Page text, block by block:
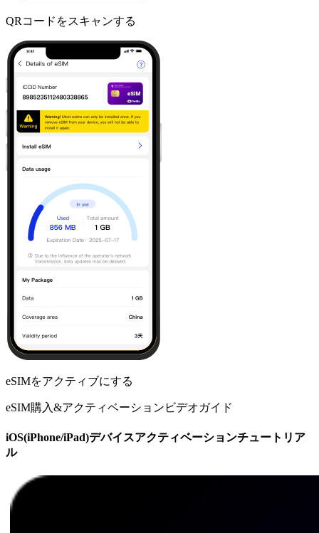
QRコードをスキャンする
eSIMをアクティブにする
eSIM購入&アクティベーションビデオガイド
iOS(iPhone/iPad)デバイスアクティベーションチュートリア
ル